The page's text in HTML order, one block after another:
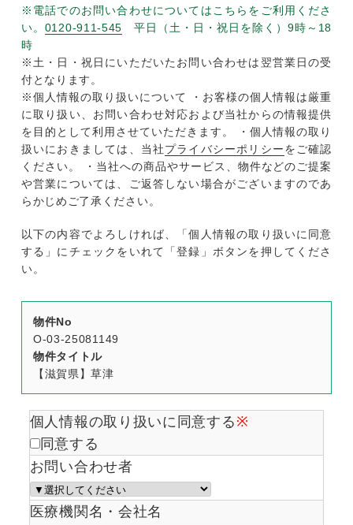
※電話でのお問い合わせについてはこちらをご利用くださ
い。 0120-911-545 平日（土・日・祝日を除く）9時～18
時
※土・日・祝日にいただいたお問い合わせは翌営業日の受
付となります。
※個人情報の取り扱いについて ・お客様の個人情報は厳重
に取り扱い、お問い合わせ対応および当社からの情報提供
を目的として利用させていただきます。 ・個人情報の取り
扱いにおきましては、当社プライバシーポリシーをご確認
ください。 ・当社への商品やサービス、物件などのご提案
や営業については、ご返答しない場合がございますのであ
らかじめご了承ください。
以下の内容でよろしければ、「個人情報の取り扱いに同意
する」にチェックをいれて「登録」ボタンを押してくださ
い。
物件No
O-03-25081149
物件タイトル
【滋賀県】草津
個人情報の取り扱いに同意する ※
同意する
お問い合わせ者
医療機関名・会社名